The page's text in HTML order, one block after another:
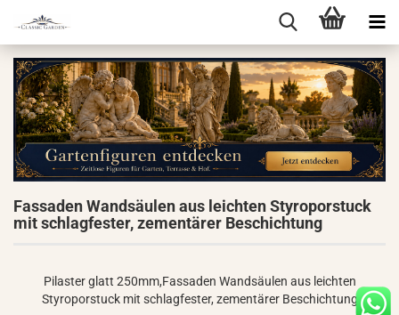
Fassaden Wandsäulen aus leichten Styroporstuck
mit schlagfester, zementärer Beschichtung
Pilaster glatt 250mm,Fassaden Wandsäulen aus leichten
Styroporstuck mit schlagfester, zementärer Beschichtung